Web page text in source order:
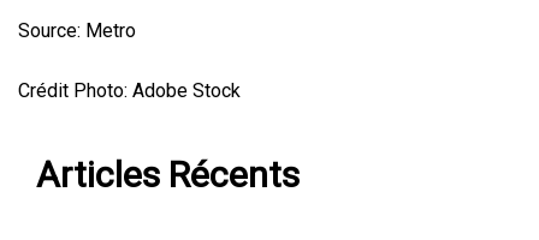
Source: Metro
Crédit Photo: Adobe Stock
Articles Récents